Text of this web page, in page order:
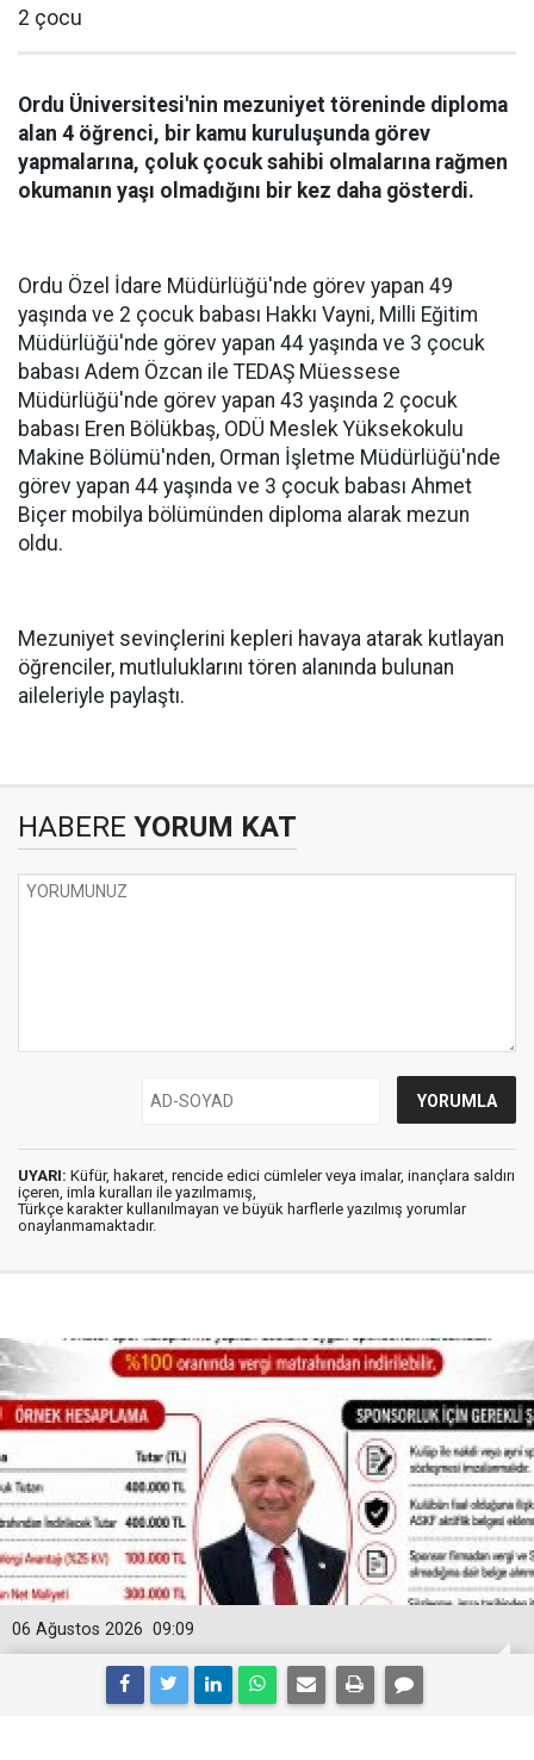
2 çocu
Ordu Üniversitesi'nin mezuniyet töreninde diploma
alan 4 öğrenci, bir kamu kuruluşunda görev
yapmalarına, çoluk çocuk sahibi olmalarına rağmen
okumanın yaşı olmadığını bir kez daha gösterdi.
Ordu Özel İdare Müdürlüğü'nde görev yapan 49
yaşında ve 2 çocuk babası Hakkı Vayni, Milli Eğitim
Müdürlüğü'nde görev yapan 44 yaşında ve 3 çocuk
babası Adem Özcan ile TEDAŞ Müessese
Müdürlüğü'nde görev yapan 43 yaşında 2 çocuk
babası Eren Bölükbaş, ODÜ Meslek Yüksekokulu
Makine Bölümü'nden, Orman İşletme Müdürlüğü'nde
görev yapan 44 yaşında ve 3 çocuk babası Ahmet
Biçer mobilya bölümünden diploma alarak mezun
oldu.
Mezuniyet sevinçlerini kepleri havaya atarak kutlayan
öğrenciler, mutluluklarını tören alanında bulunan
aileleriyle paylaştı.
HABERE YORUM KAT
UYARI: Küfür, hakaret, rencide edici cümleler veya imalar, inançlara saldırı
içeren, imla kuralları ile yazılmamış,
Türkçe karakter kullanılmayan ve büyük harflerle yazılmış yorumlar
onaylanmamaktadır.
09:09
06 Ağustos 2026